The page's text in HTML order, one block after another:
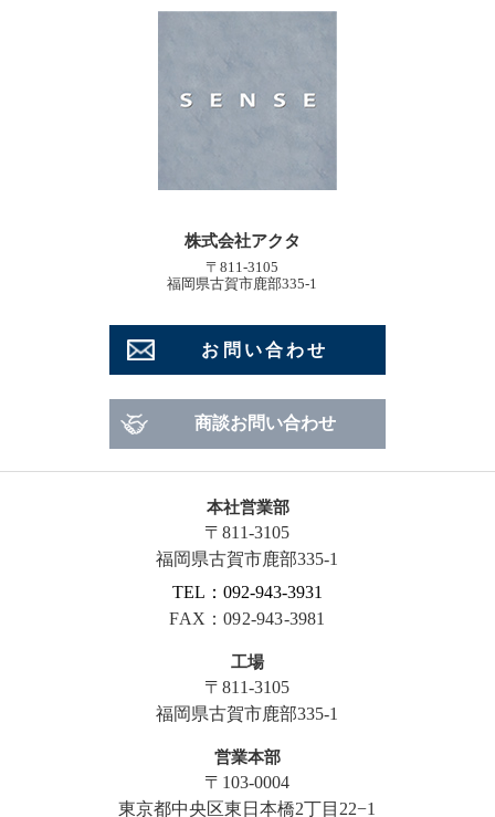
株式会社アクタ
〒811-3105
福岡県古賀市鹿部335-1
お問い合わせ
商談お問い合わせ
本社営業部
〒811-3105
福岡県古賀市鹿部335-1
TEL：092-943-3931
FAX：092-943-3981
工場
〒811-3105
福岡県古賀市鹿部335-1
営業本部
〒103-0004
東京都中央区東日本橋2丁目22−1